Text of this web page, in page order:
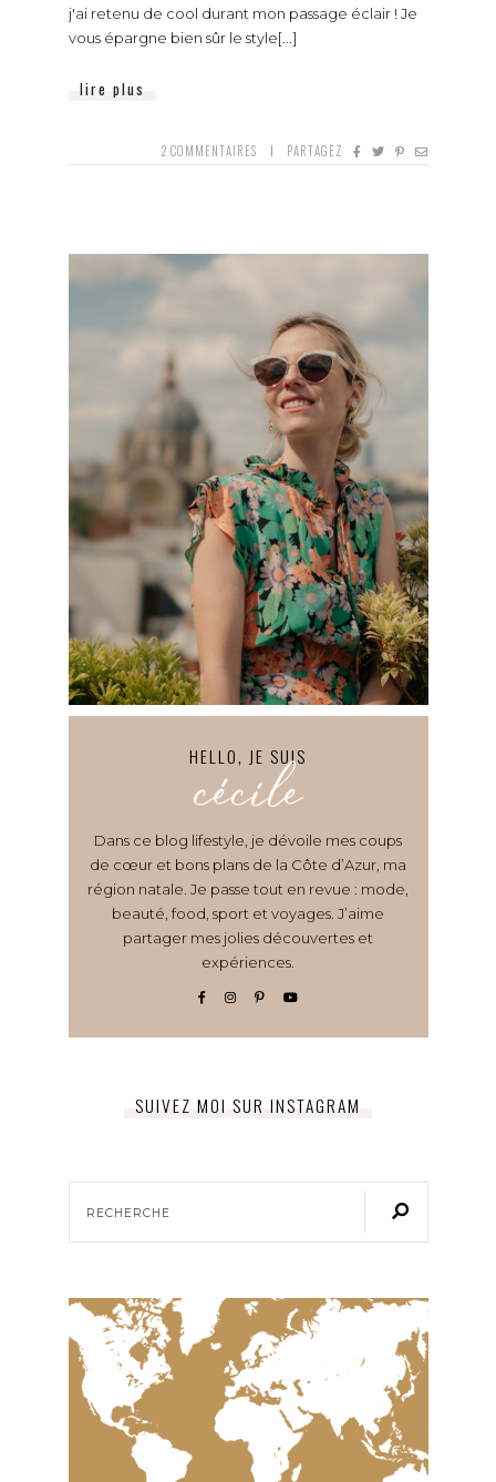
j'ai retenu de cool durant mon passage éclair ! Je
vous épargne bien sûr le style[...]
lire plus
2 COMMENTAIRES PARTAGEZ
HELLO, JE SUIS
cécile
Dans ce blog lifestyle, je dévoile mes coups
de cœur et bons plans de la Côte d’Azur, ma
région natale. Je passe tout en revue : mode,
beauté, food, sport et voyages. J’aime
partager mes jolies découvertes et
expériences.
SUIVEZ MOI SUR INSTAGRAM